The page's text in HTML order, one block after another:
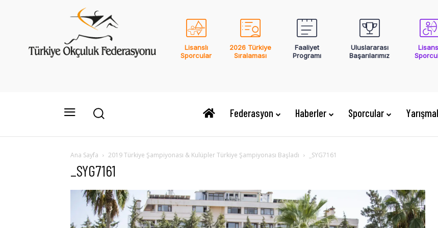
Lisanslı
Sporcular
2026 Türkiye
Sıralaması
Faaliyet
Programı
Uluslararası
Başarılarımız
Federasyon Haberler Sporcular
Ana Sayfa 2019 Türkiye Şampiyonası & Kulüpler Türkiye Şampiyonası Başladı _SYG7161
_SYG7161